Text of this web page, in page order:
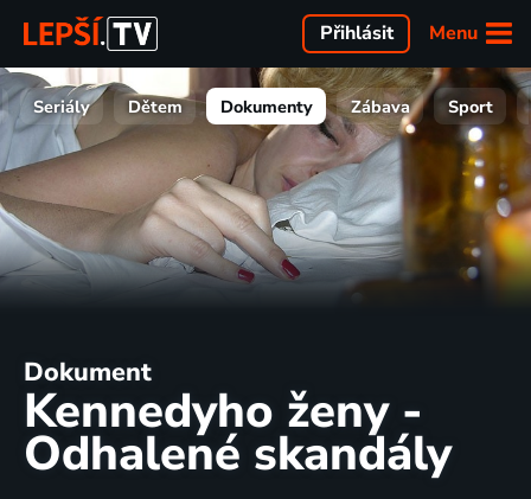
Menu
Přihlásit
Seriály Dětem Dokumenty Zábava Sport
Dokument
Kennedyho ženy -
Odhalené skandály